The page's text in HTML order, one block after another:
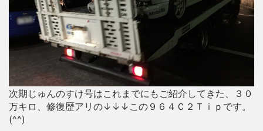
次期じゅんのすけ号はこれまでにもご紹介してきた、３０
万キロ、修復歴アリの↓↓↓この９６４Ｃ２Ｔｉｐです。
(^^)